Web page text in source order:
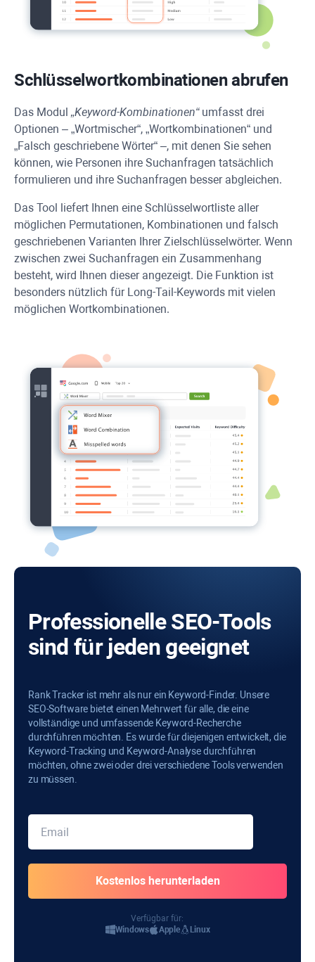
Schlüsselwortkombinationen abrufen
Das Modul „Keyword-Kombinationen“umfasst drei
Optionen – „Wortmischer“, „Wortkombinationen“ und
„Falsch geschriebene Wörter“ –, mit denen Sie sehen
können, wie Personen ihre Suchanfragen tatsächlich
formulieren und ihre Suchanfragen besser abgleichen.
Das Tool liefert Ihnen eine Schlüsselwortliste aller
möglichen Permutationen, Kombinationen und falsch
geschriebenen Varianten Ihrer Zielschlüsselwörter. Wenn
zwischen zwei Suchanfragen ein Zusammenhang
besteht, wird Ihnen dieser angezeigt. Die Funktion ist
besonders nützlich für Long-Tail-Keywords mit vielen
möglichen Wortkombinationen.
Professionelle SEO-Tools
sind für jeden geeignet
Rank Tracker ist mehr als nur ein Keyword-Finder. Unsere
SEO-Software bietet einen Mehrwert für alle, die eine
vollständige und umfassende Keyword-Recherche
durchführen möchten. Es wurde für diejenigen entwickelt, die
Keyword-Tracking und Keyword-Analyse durchführen
möchten, ohne zwei oder drei verschiedene Tools verwenden
zu müssen.
Verfügbar für:
Windows
Apple Linux